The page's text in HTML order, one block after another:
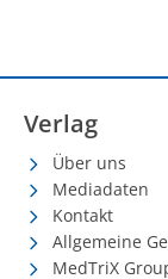
Verlag
Über uns
Mediadaten
Kontakt
Allgemeine
MedTriX